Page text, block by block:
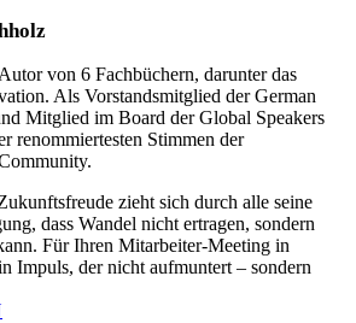
von 6 Fachbüchern, darunter das
Als Vorstandsmitglied der German
Mitglied im Board der Global Speakers
renommiertesten Stimmen der
zieht sich durch alle seine
dass Wandel nicht ertragen, sondern
Für Ihren Mitarbeiter-Meeting in
Impuls, der nicht aufmuntert – sondern